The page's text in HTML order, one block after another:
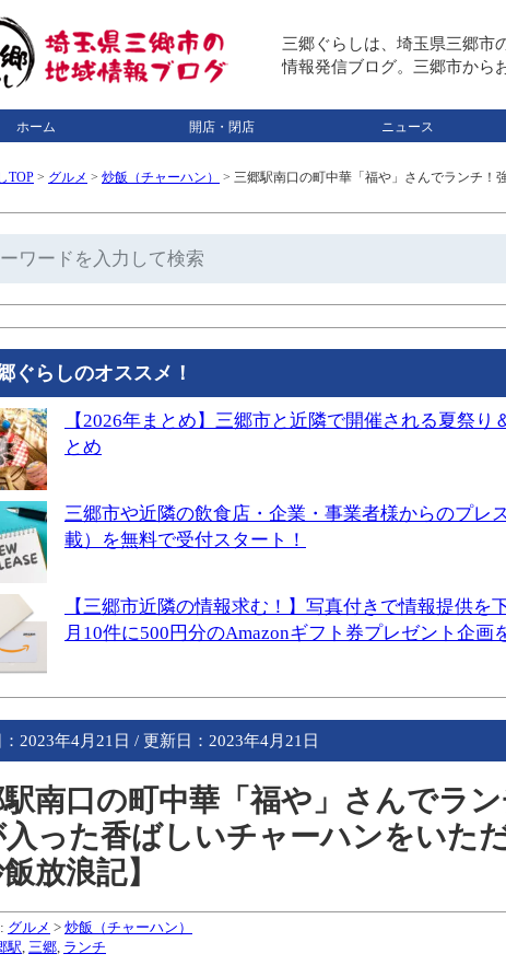
三郷ぐらしは、埼玉県三郷市
情報発信ブログ。三郷市から
ホーム 開店・閉店 ニュース
TOP > グルメ > 炒飯（チャーハン） > 三郷駅南口の町中華「福や」さんでランチ！
ぐらしのオススメ！
【2026年まとめ】三郷市と近隣で開催される夏祭り
とめ
三郷市や近隣の飲食店・企業・事業者様からのプレ
載）を無料で受付スタート！
【三郷市近隣の情報求む！】写真付きで情報提供を
月10件に500円分のAmazonギフト券プレゼント企画
2023年4月21日 / 更新日： 2023年4月21日
南口の町中華「福や」さんでラ
入った香ばしいチャーハンをいた
放浪記】
グルメ > 炒飯（チャーハン）
駅 三郷 ランチ